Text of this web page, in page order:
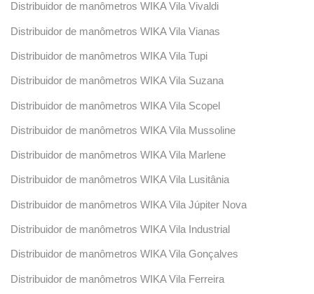
Distribuidor de manômetros WIKA Vila Vivaldi
Distribuidor de manômetros WIKA Vila Vianas
Distribuidor de manômetros WIKA Vila Tupi
Distribuidor de manômetros WIKA Vila Suzana
Distribuidor de manômetros WIKA Vila Scopel
Distribuidor de manômetros WIKA Vila Mussoline
Distribuidor de manômetros WIKA Vila Marlene
Distribuidor de manômetros WIKA Vila Lusitânia
Distribuidor de manômetros WIKA Vila Júpiter Nova
Distribuidor de manômetros WIKA Vila Industrial
Distribuidor de manômetros WIKA Vila Gonçalves
Distribuidor de manômetros WIKA Vila Ferreira